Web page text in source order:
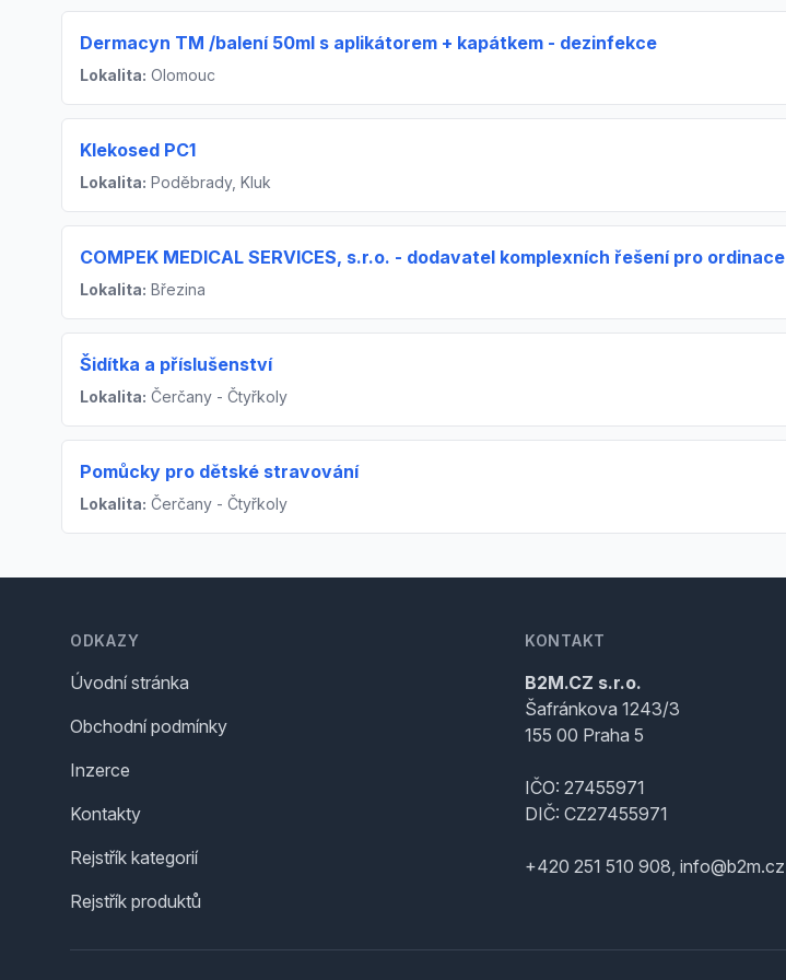
Dermacyn TM /balení 50ml s aplikátorem + kapátkem - dezinfekce
Lokalita: Olomouc
Klekosed PC1
Lokalita: Poděbrady, Kluk
COMPEK MEDICAL SERVICES, s.r.o. - dodavatel komplexních řešení pro ordinace
Lokalita: Březina
Šidítka a příslušenství
Lokalita: Čerčany - Čtyřkoly
Pomůcky pro dětské stravování
Lokalita: Čerčany - Čtyřkoly
ODKAZY
Úvodní stránka
Obchodní podmínky
Inzerce
Kontakty
Rejstřík kategorií
Rejstřík produktů
KONTAKT
B2M.CZ s.r.o.
Šafránkova 1243/3
155 00 Praha 5
IČO: 27455971
DIČ: CZ27455971
+420 251 510 908, info@b2m.cz